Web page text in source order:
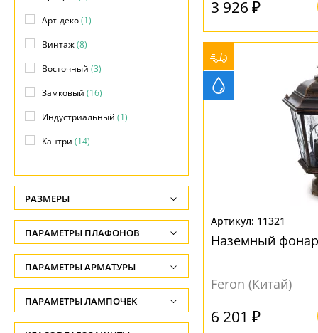
3 926 ₽
11321
Наземный
Feron (Китай)
6 201 ₽
Арт-деко(1)
Винтаж(8)
Восточный (3)
Замковый (16)
Индустриальный (1)
Кантри (14)
Лофт(9)
Минимализм(2)
Модерн(47)
Прованс (3)
Ретро(1)
Современный(19)
РАЗМЕРЫ
Высота, см
-
Глубина, см
-
Длина подвеса, см
ПАРАМЕТРЫ ПЛАФОНОВ
ФОРМА ПЛАФОНА
Абажур(1)
Декоративный(50)
ПАРАМЕТРЫ АРМАТУРЫ
ЦВЕТ АРМАТУРЫ
Бежевый(3)
ПАРАМЕТРЫ ЛАМПОЧЕК
Количество ламп